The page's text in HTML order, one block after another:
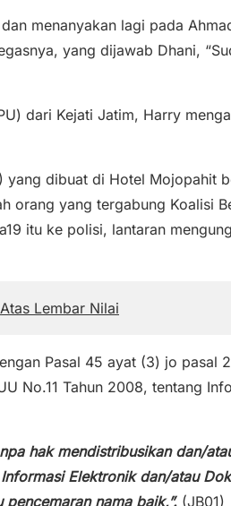
menanyakan lagi pada
yang dijawab Dhani,
dari Kejati Jatim, Harry
dibuat di Hotel Mojopahit
orang yang tergabung Koalisi
itu ke polisi, lantaran
Lembar Nilai
Pasal 45 ayat (3) jo pasal
No.11 Tahun 2008, tentang
hak mendistribusikan dan/
Elektronik dan/atau
nama baik,”. (JB01)